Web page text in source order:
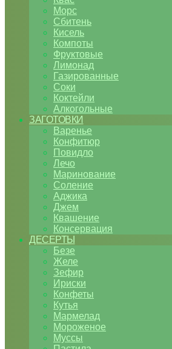
Морс
Сбитень
Кисель
Компоты
Фруктовые
Лимонад
Газированные
Соки
Коктейли
Алкогольные
ЗАГОТОВКИ
Варенье
Конфитюр
Повидло
Лечо
Маринование
Соление
Аджика
Джем
Квашение
Консервация
ДЕСЕРТЫ
Безе
Желе
Зефир
Ириски
Конфеты
Кутья
Мармелад
Мороженое
Муссы